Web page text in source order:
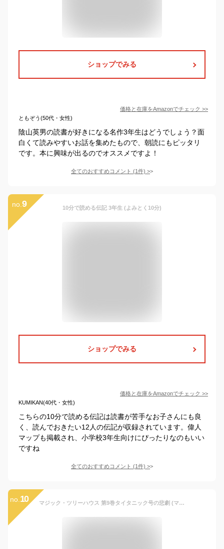
ショップでみる
価格と在庫をAmazonでチェック >>
ともぞう(50代・女性)
陰山英男の読書が好きになる名作3年生はどうでしょう？面
白くて読みやすいお話を集めたもので、朝読にもピッタリ
です。本に興味が出るのでオススメですよ！
全てのおすすめコメント (1件) >
no. 9 10分で読める伝記 3年生 (よみとく10分)
ショップでみる
価格と在庫をAmazonでチェック >>
KUMIKAN(40代・女性)
こちらの10分で読める伝記は読書が苦手なお子さんにも良
く、読んでおきたい12人の伝記が収録されています。偉人
マップも掲載され、小学校3年生向けにぴったりなのもいい
ですね
全てのおすすめコメント (1件) >
no. 10 マジック・ツリーハウス 第9巻タイタニック号の悲劇 (マジック・ツリーハウス 9)